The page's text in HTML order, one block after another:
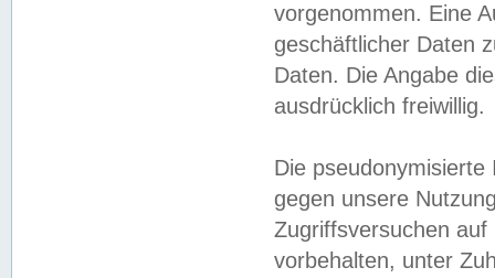
vorgenommen. Eine
geschäftlicher Daten
Daten. Die Angabe
ausdrücklich freiwillig.
Die
gegen unsere
Zugriffsversuchen
vorbehalten, unter